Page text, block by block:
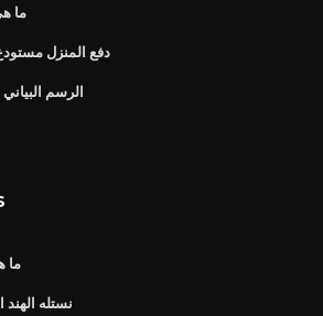
ما
دفع المنزل
الرسم
ما
نستله